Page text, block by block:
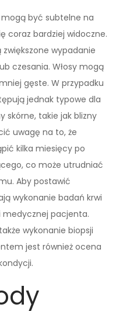
być subtelne na
coraz bardziej widoczne.
wypadanie
czesania. Włosy mogą
gęste. W przypadku
jednak typowe dla
skórne, takie jak blizny
uwagę na to, że
kilka miesięcy po
co może utrudniać
Aby postawić
wykonanie badań krwi
medycznej pacjenta.
wykonanie biopsji
jest również ocena